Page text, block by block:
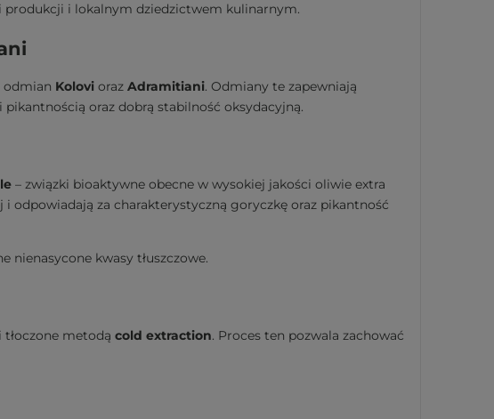
produkcji i lokalnym dziedzictwem kulinarnym.
odmian Kolovi oraz Adramitiani. Odmiany te zapewniają
oraz dobrą stabilność oksydacyjną.
– związki bioaktywne obecne w wysokiej jakości oliwie extra
odpowiadają za charakterystyczną goryczkę oraz pikantność
nienasycone kwasy tłuszczowe.
metodą cold extraction. Proces ten pozwala zachować